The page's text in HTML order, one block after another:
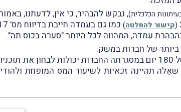
הכלכלית)
(קישור להחלטה) כמו גם בעמדה חייבת בדיווח מס' 43/2017
עמדה, המהווה לכל היותר "סערה בכוס תה".
זאת ועוד. הבשורה האמיתית בחוזר היא שרשות המסים נתנה תקופת חסד של 180 יום
תהיינה זכאיות לשיעור המס המופחת